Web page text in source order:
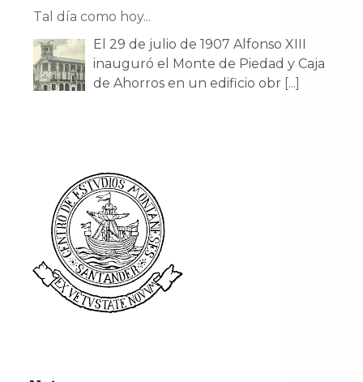
Tal día como hoy...
El 29 de julio de 1907 Alfonso XIII
inauguró el Monte de Piedad y Caja
de Ahorros en un edificio obr [...]